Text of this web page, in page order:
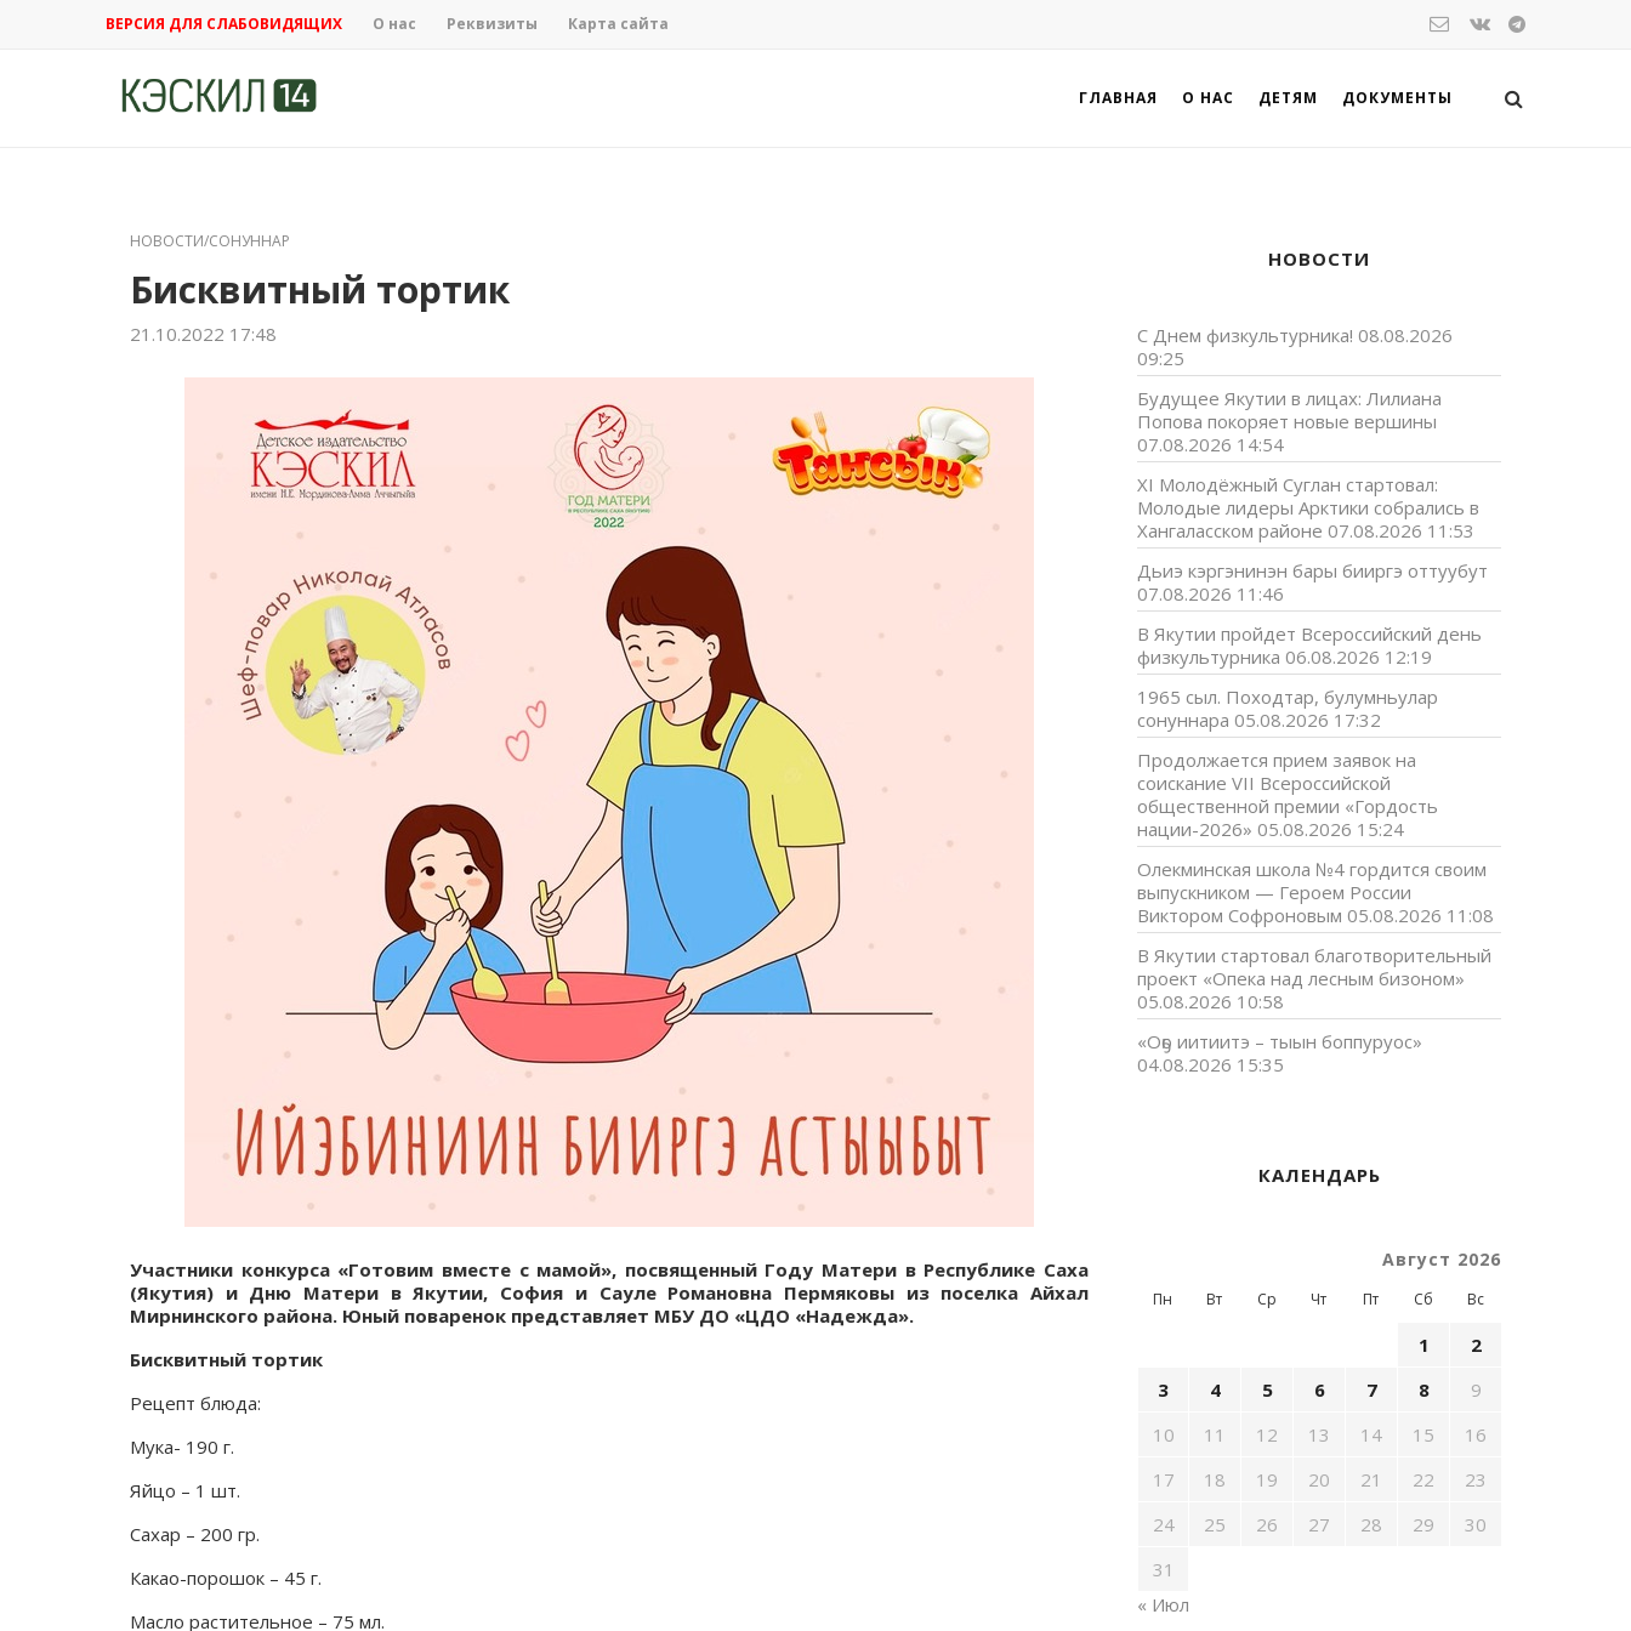
ВЕРСИЯ ДЛЯ СЛАБОВИДЯЩИХ О нас Реквизиты Карта сайта
ГЛАВНАЯ О НАС ДЕТЯМ ДОКУМЕНТЫ
НОВОСТИ/СОНУННАР
Бисквитный тортик
21.10.2022 17:48
Участники конкурса «Готовим вместе с мамой», посвященный Году Матери в Республике Саха
(Якутия) и Дню Матери в Якутии, София и Сауле Романовна Пермяковы из поселка Айхал
Мирнинского района. Юный поваренок представляет МБУ ДО «ЦДО «Надежда».
Бисквитный тортик
Рецепт блюда:
Мука- 190 г.
Яйцо – 1 шт.
Сахар – 200 гр.
Какао-порошок – 45 г.
Масло растительное – 75 мл.
НОВОСТИ
С Днем физкультурника! 08.08.2026
09:25
Будущее Якутии в лицах: Лилиана
Попова покоряет новые вершины
07.08.2026 14:54
XI Молодёжный Суглан стартовал:
Молодые лидеры Арктики собрались в
Хангаласском районе 07.08.2026 11:53
Дьиэ кэргэнинэн бары бииргэ оттуубут
07.08.2026 11:46
В Якутии пройдет Всероссийский день
физкультурника 06.08.2026 12:19
1965 сыл. Походтар, булумньулар
сонуннара 05.08.2026 17:32
Продолжается прием заявок на
соискание VII Всероссийской
общественной премии «Гордость
нации-2026» 05.08.2026 15:24
Олекминская школа №4 гордится своим
выпускником — Героем России
Виктором Софроновым 05.08.2026 11:08
В Якутии стартовал благотворительный
проект «Опека над лесным бизоном»
05.08.2026 10:58
«Оҕо иитиитэ – тыын боппуруос»
04.08.2026 15:35
КАЛЕНДАРЬ
Август 2026
Пн Вт Ср Чт Пт Сб Вс
1
2
3
4 5 6 7 8
9
10
11 12 13 14 15
16
17
18 19 20 21 22
23
24
25 26 27 28 29
30
31
« Июл